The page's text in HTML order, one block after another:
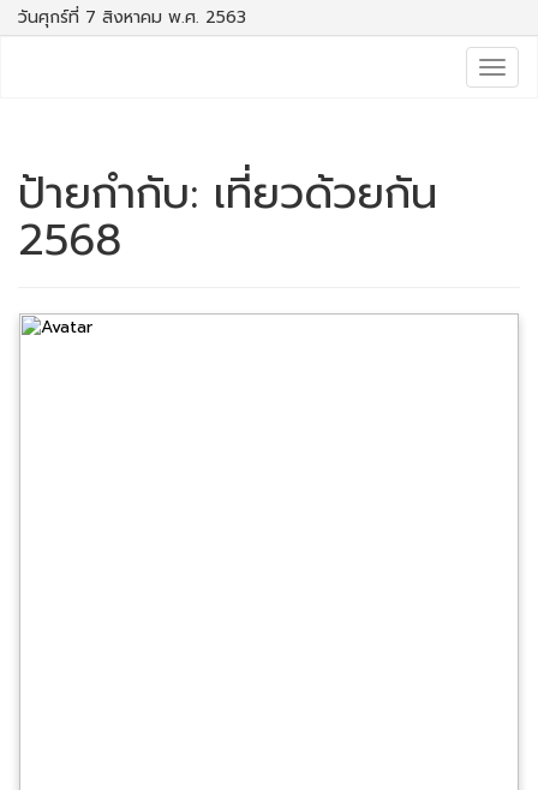
วันศุกร์ที่ 7 สิงหาคม พ.ศ. 2563
ป้ายกำกับ: เที่ยวด้วยกัน
2568